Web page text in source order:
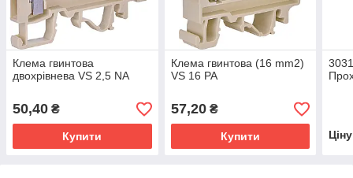
Клема гвинтова
двохрівнева VS 2,5 NA
50,40 ₴
Купити
Клема гвинтова (16 mm2)
VS 16 PA
57,20₴
Купити